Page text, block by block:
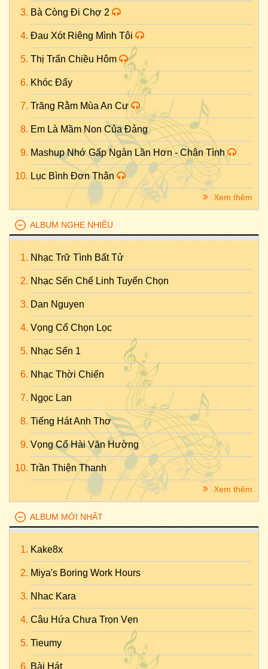
Bà Còng Đi Chợ 2
Đau Xót Riêng Mình Tôi
Thị Trấn Chiều Hôm
Khóc Đấy
Trăng Rằm Mùa An Cư
Em Là Mầm Non Của Đảng
Mashup Nhớ Gấp Ngàn Lần Hơn - Chân Tình
Lục Bình Đơn Thân
Xem thêm
ALBUM NGHE NHIỀU
Nhạc Trữ Tình Bất Tử
Nhạc Sến Chế Linh Tuyển Chọn
Dan Nguyen
Vọng Cổ Chọn Lọc
Nhạc Sến 1
Nhạc Thời Chiến
Ngọc Lan
Tiếng Hát Anh Thơ
Vọng Cổ Hài Văn Hường
Trần Thiện Thanh
Xem thêm
ALBUM MỚI NHẤT
Kake8x
Miya's Boring Work Hours
Nhac Kara
Câu Hứa Chưa Trọn Vẹn
Tieumy
Bài Hát